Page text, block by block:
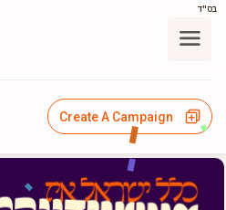
בס"ד
Create A Campaign